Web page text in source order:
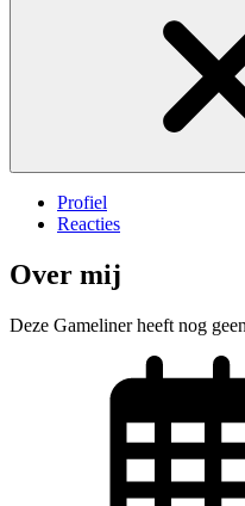
Profiel
Reacties
Over mij
Deze Gameliner heeft nog